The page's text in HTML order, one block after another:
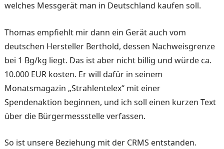
welches Messgerät man in Deutschland kaufen soll.
Thomas empfiehlt mir dann ein Gerät auch vom
deutschen Hersteller Berthold, dessen Nachweisgrenze
bei 1 Bg/kg liegt. Das ist aber nicht billig und würde ca.
10.000 EUR kosten. Er will dafür in seinem
Monatsmagazin „Strahlentelex“ mit einer
Spendenaktion beginnen, und ich soll einen kurzen Text
über die Bürgermessstelle verfassen.
So ist unsere Beziehung mit der CRMS entstanden.